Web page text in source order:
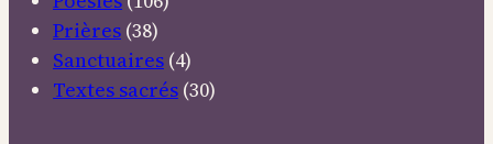
Prières (38)
Sanctuaires (4)
Textes sacrés (30)